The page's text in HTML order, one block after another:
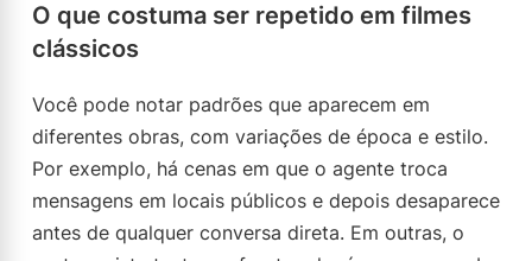
O que costuma ser repetido em filmes
clássicos
Você pode notar padrões que aparecem em
diferentes obras, com variações de época e estilo.
Por exemplo, há cenas em que o agente troca
mensagens em locais públicos e depois desaparece
antes de qualquer conversa direta. Em outras, o